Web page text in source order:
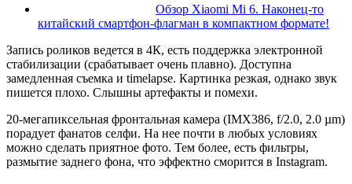
Обзор Xiaomi Mi 6. Наконец-то
китайский смартфон-флагман в компактном формате!
Запись роликов ведется в 4К, есть поддержка электронной
стабилизации (срабатывает очень плавно). Доступна
замедленная съемка и timelapse. Картинка резкая, однако звук
пишется плохо. Слышны артефакты и помехи.
20-мегапиксельная фронтальная камера (IMX386, f/2.0, 2.0 µm)
порадует фанатов селфи. На нее почти в любых условиях
можно сделать приятное фото. Тем более, есть фильтры,
размытие заднего фона, что эффектно сморится в Instagram.